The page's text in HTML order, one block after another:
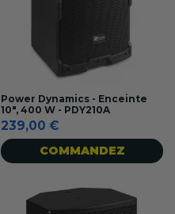
Power Dynamics - Enceinte
10", 400 W - PDY210A
239,00 €
COMMANDEZ